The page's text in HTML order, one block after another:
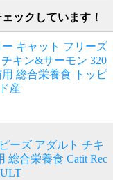
ックしています！
キャット フリーズ
キン&サーモン 320
用 総合栄養食 トッピ
産
ーズ アダルト チキ
総合栄養食 Catit Rec